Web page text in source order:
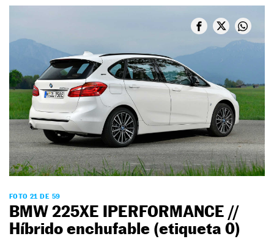
FOTO 21 DE 59
BMW 225XE IPERFORMANCE //
Híbrido enchufable (etiqueta 0)